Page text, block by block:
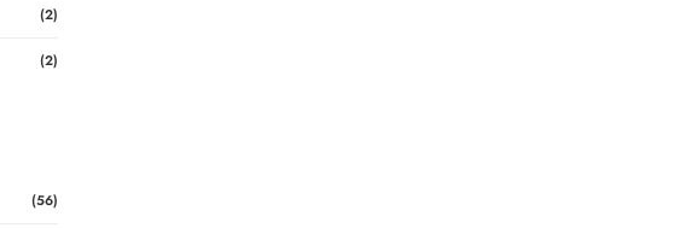
(2)
(2)
(56)